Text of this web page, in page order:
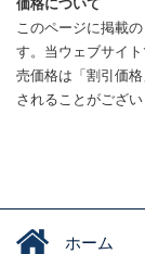
このページに掲載
す。当ウェブサイ
売価格は「割引価
されることがござ
ホーム